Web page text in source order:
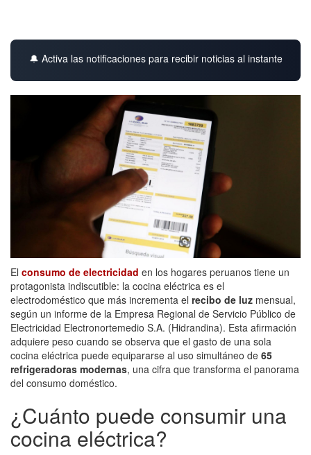
🔔 Activa las notificaciones para recibir noticias al instante
El consumo de electricidad en los hogares peruanos tiene un
protagonista indiscutible: la cocina eléctrica es el
electrodoméstico que más incrementa el recibo de luz mensual,
según un informe de la Empresa Regional de Servicio Público de
Electricidad Electronortemedio S.A. (Hidrandina). Esta afirmación
adquiere peso cuando se observa que el gasto de una sola
cocina eléctrica puede equipararse al uso simultáneo de 65
refrigeradoras modernas, una cifra que transforma el panorama
del consumo doméstico.
¿Cuánto puede consumir una
cocina eléctrica?